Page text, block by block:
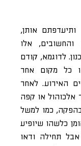
אותן,
אלו
לדוגמא, קודם
כל מקום אחר
האירוע. לאחר
אלכוהול או קפה
בהפקה, כמו למשל
כלשהו שיופיע
אבל תחילה ודאו